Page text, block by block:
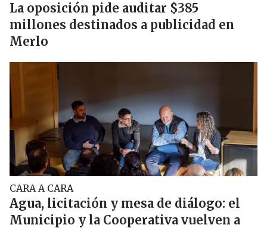
La oposición pide auditar $385
millones destinados a publicidad en
Merlo
CARA A CARA
Agua, licitación y mesa de diálogo: el
Municipio y la Cooperativa vuelven a